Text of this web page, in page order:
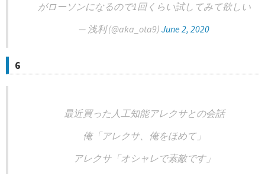
がローソンになるので1回くらい試してみて欲しい
— 浅利 (@aka_ota9) June 2, 2020
6
最近買った人工知能アレクサとの会話
俺「アレクサ、俺をほめて」
アレクサ「オシャレで素敵です」